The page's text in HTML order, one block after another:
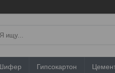
Гипсокартон